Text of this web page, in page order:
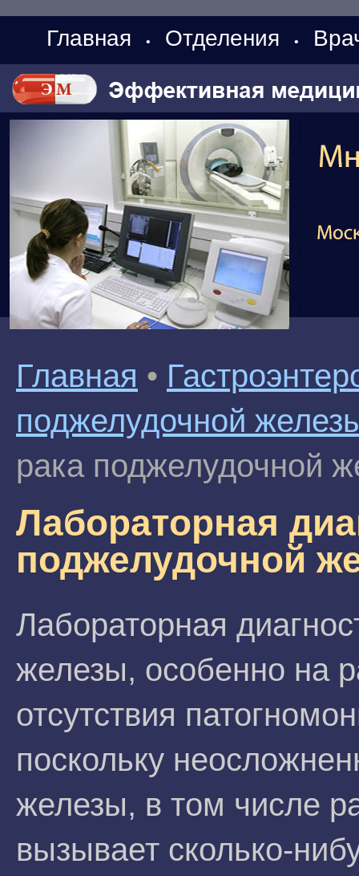
Главная • Отделения •
Главная •
поджелудочной
рака поджелудочной
Лабораторная
поджелудочной
Лабораторная
железы, особенно на
отсутствия
поскольку
железы, в том числе
вызывает сколько-